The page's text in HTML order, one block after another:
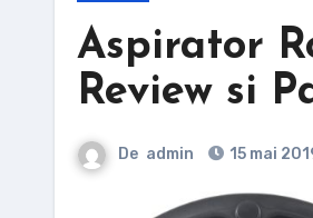
Aspirator
Review si
De admin 15 mai